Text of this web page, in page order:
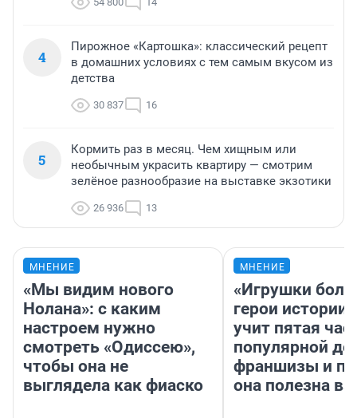
4
Пирожное «Картошка»: классический рецепт
в домашних условиях с тем самым вкусом из
детства
30 837 16
5
Кормить раз в месяц. Чем хищным или
необычным украсить квартиру — смотрим
зелёное разнообразие на выставке экзотики
26 936 13
МНЕНИЕ
«Мы видим нового
Нолана»: с каким
настроем нужно
смотреть «Одиссею»,
чтобы она не
выглядела как фиаско
МНЕНИЕ
«Игрушки
герои
учит пятая
популярной
франшизы и
она полезна